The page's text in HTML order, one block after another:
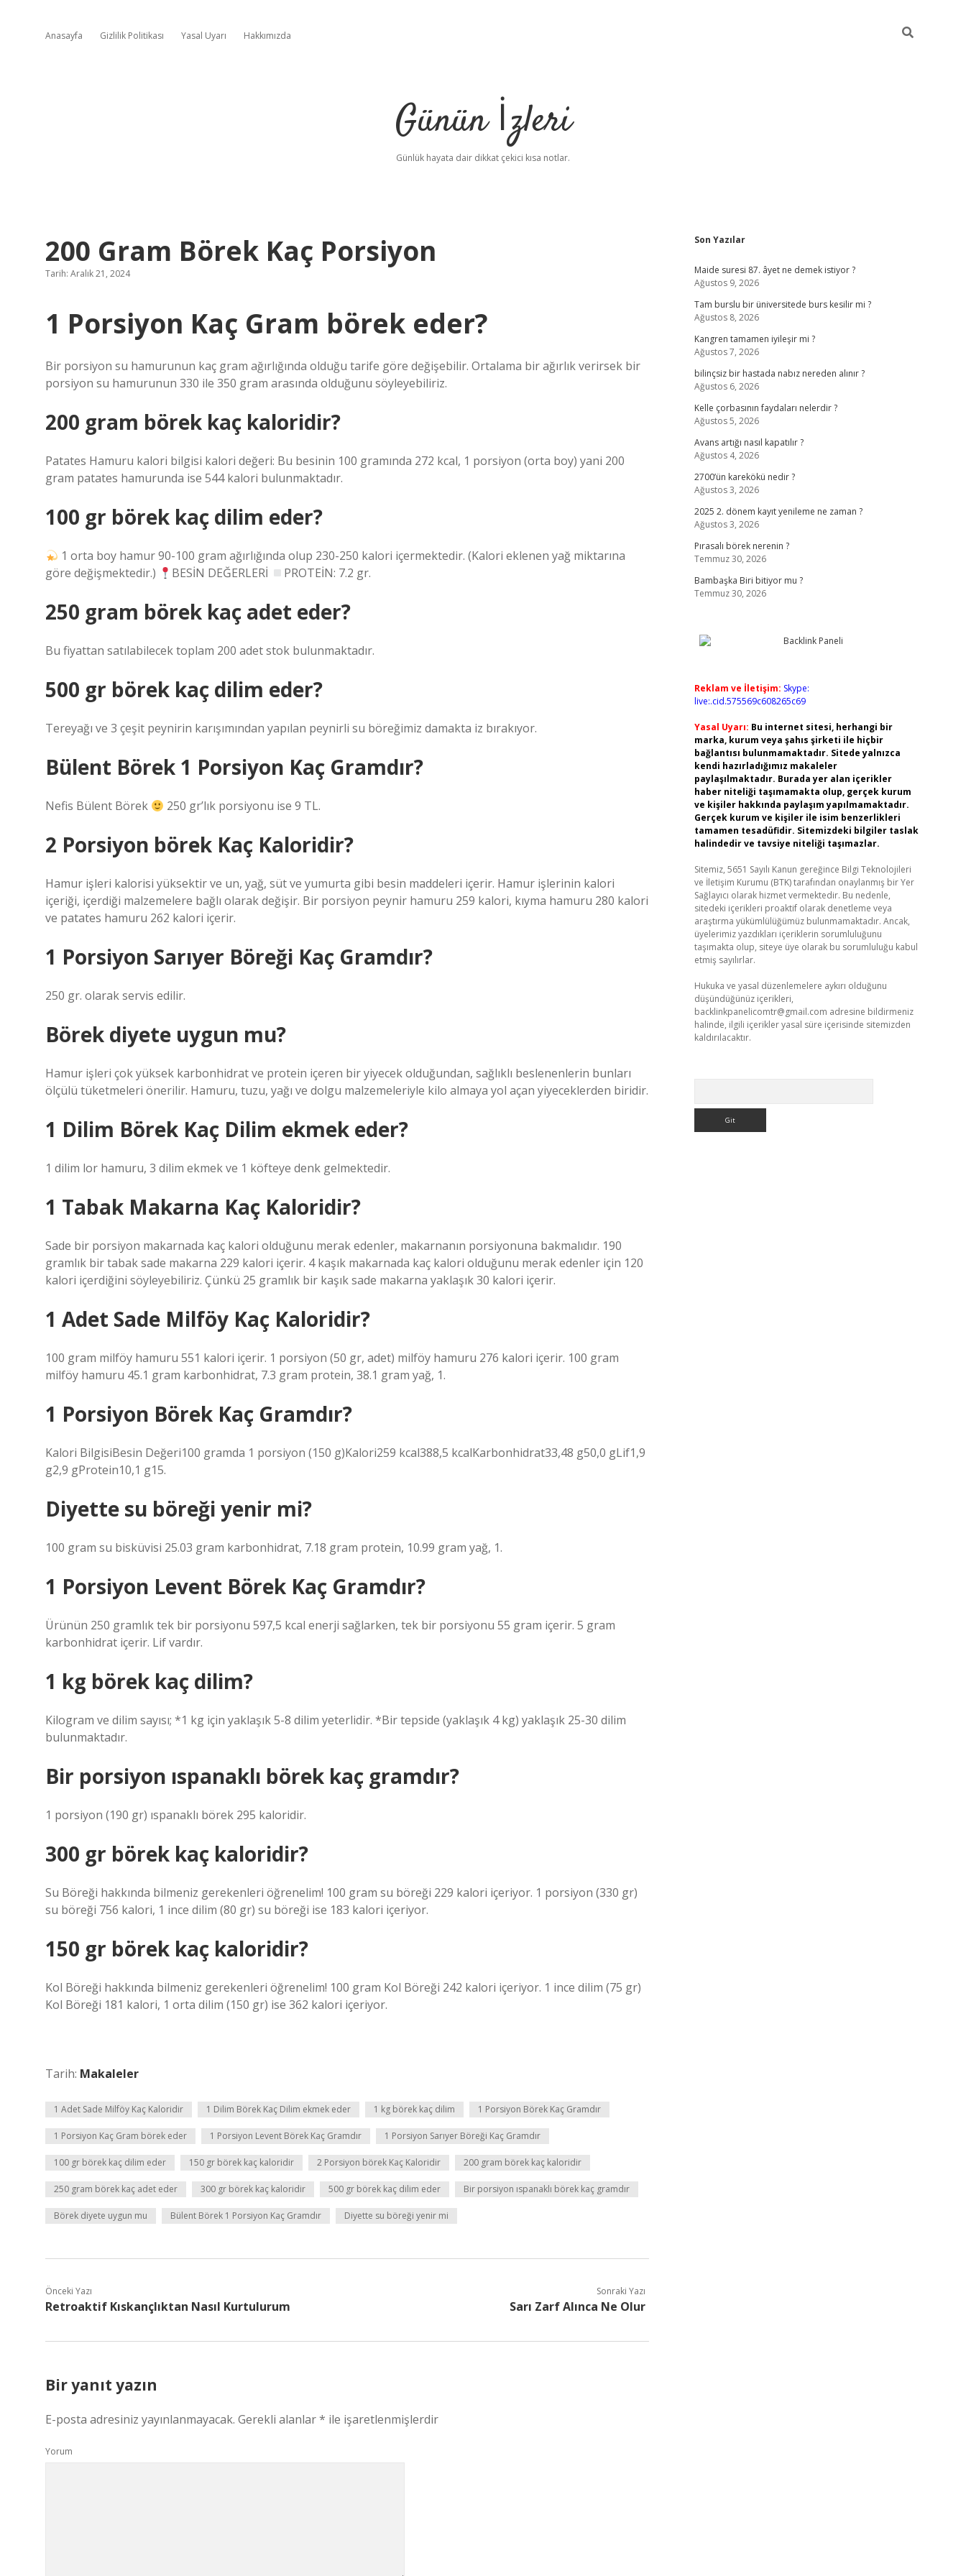
Anasayfa Gizlilik Politikası Yasal Uyarı Hakkımızda
Günün İzleri
Günlük hayata dair dikkat çekici kısa notlar.
200 Gram Börek Kaç Porsiyon
Tarih: Aralık 21, 2024
1 Porsiyon Kaç Gram börek eder?
Bir porsiyon su hamurunun kaç gram ağırlığında olduğu tarife göre değişebilir. Ortalama bir ağırlık verirsek bir
porsiyon su hamurunun 330 ile 350 gram arasında olduğunu söyleyebiliriz.
200 gram börek kaç kaloridir?
Patates Hamuru kalori bilgisi kalori değeri: Bu besinin 100 gramında 272 kcal, 1 porsiyon (orta boy) yani 200
gram patates hamurunda ise 544 kalori bulunmaktadır.
100 gr börek kaç dilim eder?
1 orta boy hamur 90-100 gram ağırlığında olup 230-250 kalori içermektedir. (Kalori eklenen yağ miktarına
göre değişmektedir.)
BESİN DEĞERLERİ PROTEİN: 7.2 gr.
250 gram börek kaç adet eder?
Bu fiyattan satılabilecek toplam 200 adet stok bulunmaktadır.
500 gr börek kaç dilim eder?
Tereyağı ve 3 çeşit peynirin karışımından yapılan peynirli su böreğimiz damakta iz bırakıyor.
Bülent Börek 1 Porsiyon Kaç Gramdır?
Nefis Bülent Börek 250 gr’lık porsiyonu ise 9 TL.
2 Porsiyon börek Kaç Kaloridir?
Hamur işleri kalorisi yüksektir ve un, yağ, süt ve yumurta gibi besin maddeleri içerir. Hamur işlerinin kalori
içeriği, içerdiği malzemelere bağlı olarak değişir. Bir porsiyon peynir hamuru 259 kalori, kıyma hamuru 280 kalori
ve patates hamuru 262 kalori içerir.
1 Porsiyon Sarıyer Böreği Kaç Gramdır?
250 gr. olarak servis edilir.
Börek diyete uygun mu?
Hamur işleri çok yüksek karbonhidrat ve protein içeren bir yiyecek olduğundan, sağlıklı beslenenlerin bunları
ölçülü tüketmeleri önerilir. Hamuru, tuzu, yağı ve dolgu malzemeleriyle kilo almaya yol açan yiyeceklerden biridir.
1 Dilim Börek Kaç Dilim ekmek eder?
1 dilim lor hamuru, 3 dilim ekmek ve 1 köfteye denk gelmektedir.
1 Tabak Makarna Kaç Kaloridir?
Sade bir porsiyon makarnada kaç kalori olduğunu merak edenler, makarnanın porsiyonuna bakmalıdır. 190
gramlık bir tabak sade makarna 229 kalori içerir. 4 kaşık makarnada kaç kalori olduğunu merak edenler için 120
kalori içerdiğini söyleyebiliriz. Çünkü 25 gramlık bir kaşık sade makarna yaklaşık 30 kalori içerir.
1 Adet Sade Milföy Kaç Kaloridir?
100 gram milföy hamuru 551 kalori içerir. 1 porsiyon (50 gr, adet) milföy hamuru 276 kalori içerir. 100 gram
milföy hamuru 45.1 gram karbonhidrat, 7.3 gram protein, 38.1 gram yağ, 1.
1 Porsiyon Börek Kaç Gramdır?
Kalori BilgisiBesin Değeri100 gramda 1 porsiyon (150 g)Kalori259 kcal388,5 kcalKarbonhidrat33,48 g50,0 gLif1,9
g2,9 gProtein10,1 g15.
Diyette su böreği yenir mi?
100 gram su bisküvisi 25.03 gram karbonhidrat, 7.18 gram protein, 10.99 gram yağ, 1.
1 Porsiyon Levent Börek Kaç Gramdır?
Ürünün 250 gramlık tek bir porsiyonu 597,5 kcal enerji sağlarken, tek bir porsiyonu 55 gram içerir. 5 gram
karbonhidrat içerir. Lif vardır.
1 kg börek kaç dilim?
Kilogram ve dilim sayısı; *1 kg için yaklaşık 5-8 dilim yeterlidir. *Bir tepside (yaklaşık 4 kg) yaklaşık 25-30 dilim
bulunmaktadır.
Bir porsiyon ıspanaklı börek kaç gramdır?
1 porsiyon (190 gr) ıspanaklı börek 295 kaloridir.
300 gr börek kaç kaloridir?
Su Böreği hakkında bilmeniz gerekenleri öğrenelim! 100 gram su böreği 229 kalori içeriyor. 1 porsiyon (330 gr)
su böreği 756 kalori, 1 ince dilim (80 gr) su böreği ise 183 kalori içeriyor.
150 gr börek kaç kaloridir?
Kol Böreği hakkında bilmeniz gerekenleri öğrenelim! 100 gram Kol Böreği 242 kalori içeriyor. 1 ince dilim (75 gr)
Kol Böreği 181 kalori, 1 orta dilim (150 gr) ise 362 kalori içeriyor.
Tarih: Makaleler
1 Adet Sade Milföy Kaç Kaloridir 1 Dilim Börek Kaç Dilim ekmek eder 1 kg börek kaç dilim 1 Porsiyon Börek Kaç Gramdır
1 Porsiyon Kaç Gram börek eder 1 Porsiyon Levent Börek Kaç Gramdır 1 Porsiyon Sarıyer Böreği Kaç Gramdır
100 gr börek kaç dilim eder 150 gr börek kaç kaloridir 2 Porsiyon börek Kaç Kaloridir 200 gram börek kaç kaloridir
250 gram börek kaç adet eder 300 gr börek kaç kaloridir 500 gr börek kaç dilim eder Bir porsiyon ıspanaklı börek kaç gramdır
Börek diyete uygun mu Bülent Börek 1 Porsiyon Kaç Gramdır Diyette su böreği yenir mi
Önceki Yazı
Retroaktif Kıskançlıktan Nasıl Kurtulurum
Sonraki Yazı
Sarı Zarf Alınca Ne Olur
Bir yanıt yazın
E-posta adresiniz yayınlanmayacak. Gerekli alanlar* ile işaretlenmişlerdir
Yorum
Sidebar
Son Yazılar
Maide suresi 87. âyet ne demek istiyor ?
Ağustos 9, 2026
Tam burslu bir üniversitede burs kesilir mi ?
Ağustos 8, 2026
Kangren tamamen iyileşir mi ?
Ağustos 7, 2026
bilinçsiz bir hastada nabız nereden alınır ?
Ağustos 6, 2026
Kelle çorbasının faydaları nelerdir ?
Ağustos 5, 2026
Avans artığı nasıl kapatılır ?
Ağustos 4, 2026
2700’ün karekökü nedir ?
Ağustos 3, 2026
2025 2. dönem kayıt yenileme ne zaman ?
Ağustos 3, 2026
Pırasalı börek nerenin ?
Temmuz 30, 2026
Bambaşka Biri bitiyor mu ?
Temmuz 30, 2026
Reklam ve İletişim: Skype:
live:.cid.575569c608265c69
Yasal Uyarı: Bu internet sitesi, herhangi bir
marka, kurum veya şahıs şirketi ile hiçbir
bağlantısı bulunmamaktadır. Sitede yalnızca
kendi hazırladığımız makaleler
paylaşılmaktadır. Burada yer alan içerikler
haber niteliği taşımamakta olup, gerçek kurum
ve kişiler hakkında paylaşım yapılmamaktadır.
Gerçek kurum ve kişiler ile isim benzerlikleri
tamamen tesadüfidir. Sitemizdeki bilgiler taslak
halindedir ve tavsiye niteliği taşımazlar.
Sitemiz, 5651 Sayılı Kanun gereğince Bilgi Teknolojileri
ve İletişim Kurumu (BTK) tarafından onaylanmış bir Yer
Sağlayıcı olarak hizmet vermektedir. Bu nedenle,
sitedeki içerikleri proaktif olarak denetleme veya
araştırma yükümlülüğümüz bulunmamaktadır. Ancak,
üyelerimiz yazdıkları içeriklerin sorumluluğunu
taşımakta olup, siteye üye olarak bu sorumluluğu kabul
etmiş sayılırlar.
Hukuka ve yasal düzenlemelere aykırı olduğunu
düşündüğünüz içerikleri,
backlinkpanelicomtr@gmail.com adresine bildirmeniz
halinde, ilgili içerikler yasal süre içerisinde sitemizden
kaldırılacaktır.
vdcasino güncel giriş